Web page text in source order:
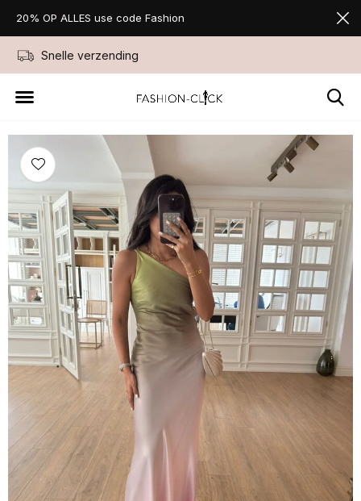
Snelle verzending
20% OP ALLES use code Fashion